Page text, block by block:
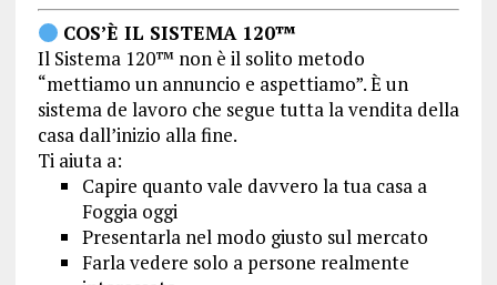
COS’È IL SISTEMA 120™
Il Sistema 120™ non è il solito metodo
“mettiamo un annuncio e aspettiamo”. È un
sistema de lavoro che segue tutta la vendita della
casa dall’inizio alla fine.
Ti aiuta a:
Capire quanto vale davvero la tua casa a
Foggia oggi
Presentarla nel modo giusto sul mercato
Farla vedere solo a persone realmente